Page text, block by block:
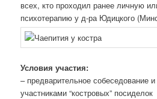
всех, кто проходил ранее личную
психотерапию у д-ра Юдицкого
Условия участия:
– предварительное собеседование
участниками “костровых” посиделок